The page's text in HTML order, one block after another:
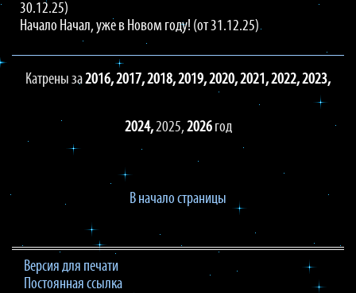
30.12.25)
Начало Начал, уже в Новом году! (от 31.12.25)
Катрены за2016,2017,2018,2019,2020,2021,2022,2023,
2024,2025, 2026год
В начало страницы
Версия для печати
Постоянная ссылка